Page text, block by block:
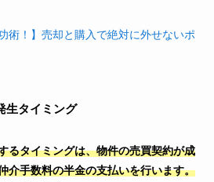
術！】売却と購入で絶対に外せないポ
生タイミング
るタイミングは、物件の売買契約が成
介手数料の半金の支払いを行います。